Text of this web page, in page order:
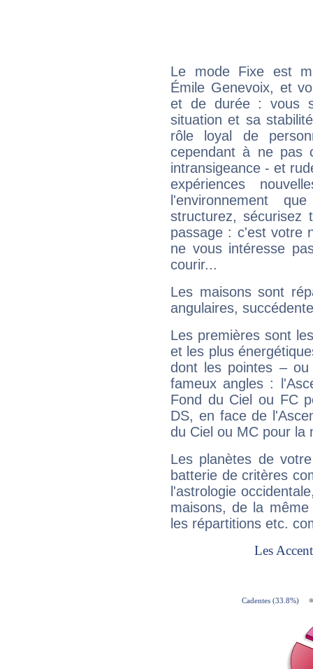
Le mode Fixe est
Émile Genevoix, et
et de durée : vous
situation et sa
rôle loyal de
cependant à ne pas
intransigeance - et
expériences
l'environnement
structurez, sécurisez
passage : c'est votre
ne vous intéresse
courir...
Les maisons sont
angulaires,
Les premières sont
et les plus
dont les pointes –
fameux angles :
Fond du Ciel ou FC
DS, en face de
du Ciel ou MC pour la
Les planètes de
batterie de critères
l'astrologie
maisons, de la
les répartitions etc.